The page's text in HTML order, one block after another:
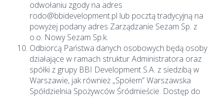
odwołaniu zgody na adres
rodo@bbidevelopment.pl lub pocztą tradycyjną na
powyżej podany adres Zarządzanie Sezam Sp. z
o.o. Nowy Sezam Sp.k.
Odbiorcą Państwa danych osobowych będą osoby
działające w ramach struktur Administratora oraz
spółki z grupy BBI Development S.A. z siedzibą w
Warszawie, jak również „Społem” Warszawska
Spółdzielnia Spożywców Śródmieście. Dostęp do